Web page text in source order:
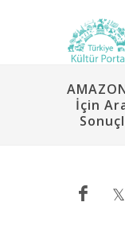
İçin